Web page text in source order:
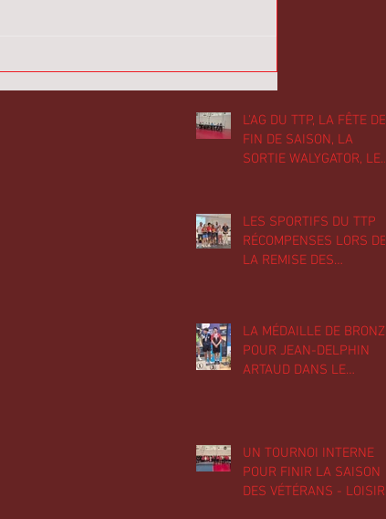
L'AG DU TTP, LA FÊTE DE
FIN DE SAISON, LA
SORTIE WALYGATOR, LE
FIN DE SAISON RICHE EN
ACTIVITÉS POUR LE TTP
LES SPORTIFS DU TTP
RÉCOMPENSES LORS DE
LA REMISE DES
LA MÉDAILLE DE BRONZE
POUR JEAN-DELPHIN
ARTAUD DANS LE
UN TOURNOI INTERNE
POUR FINIR LA SAISON
DES VÉTÉRANS - LOISIRS